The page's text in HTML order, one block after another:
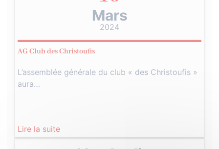
Mars
2024
AG Club des Christoufis
L’assemblée générale du club « des Christoufis »
aura…
Lire la suite